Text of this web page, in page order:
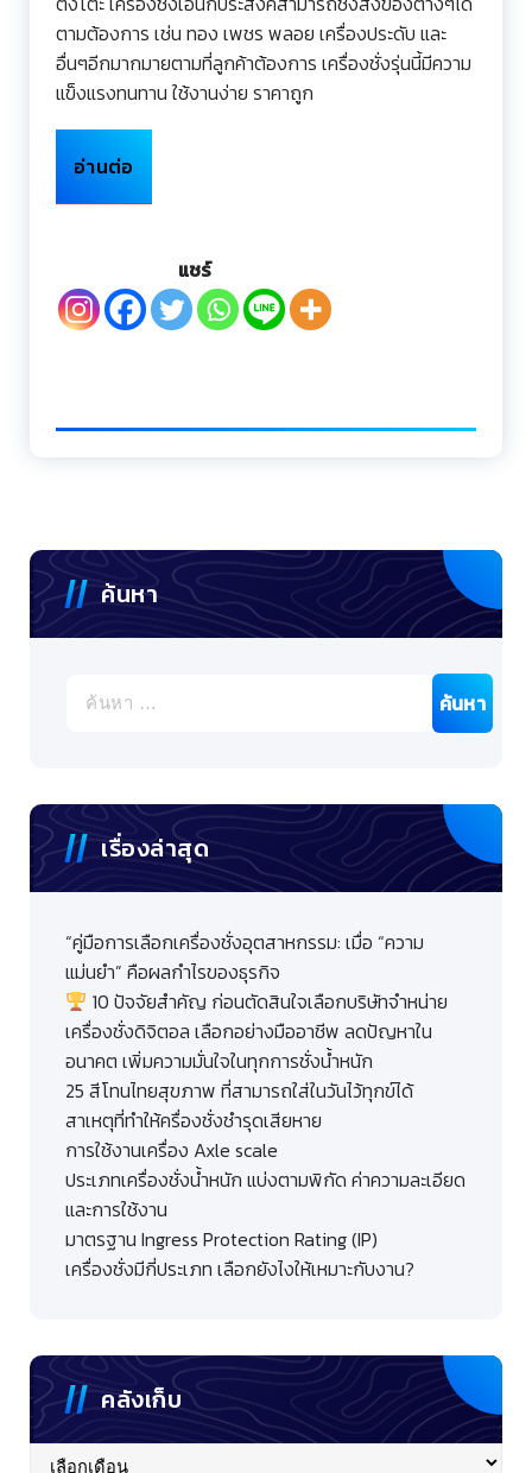
ตามต้องการ เช่น ทอง เพชร พลอย เครื่องประดับ และ
อื่นๆอีกมากมายตามที่ลูกค้าต้องการ เครื่องชั่งรุ่นนี้มีความ
แข็งแรงทนทาน ใช้งานง่าย ราคาถูก
อ่านต่อ
แชร์
ค้นหา
ค้นหา
สำหรับ:
เรื่องล่าสุด
“คู่มือการเลือกเครื่องชั่งอุตสาหกรรม: เมื่อ “ความ
แม่นยำ” คือผลกำไรของธุรกิจ
10 ปัจจัยสำคัญ ก่อนตัดสินใจเลือกบริษัทจำหน่าย
เครื่องชั่งดิจิตอล เลือกอย่างมืออาชีพ ลดปัญหาใน
อนาคต เพิ่มความมั่นใจในทุกการชั่งน้ำหนัก
25 สีโทนไทยสุขภาพ ที่สามารถใส่ในวันไว้ทุกข์ได้
สาเหตุที่ทำให้ครื่องชั่งชำรุดเสียหาย
การใช้งานเครื่อง Axle scale
ประเภทเครื่องชั่งน้ำหนัก แบ่งตามพิกัด ค่าความละเอียด
และการใช้งาน
มาตรฐาน Ingress Protection Rating (IP)
เครื่องชั่งมีกี่ประเภท เลือกยังไงให้เหมาะกับงาน?
คลังเก็บ
คลัง